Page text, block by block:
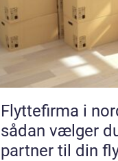
Flyttefirma i
sådan vælger
partner til din